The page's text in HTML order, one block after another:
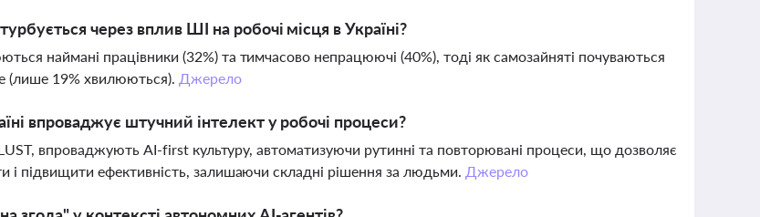
через вплив ШІ на робочі місця в Україні?
наймані працівники (32%) та тимчасово непрацюючі (40%), тоді як самозайняті почуваються
(лише 19% хвилюються). Джерело
впроваджує штучний інтелект у робочі процеси?
впроваджують AI-first культуру, автоматизуючи рутинні та повторювані процеси, що дозволяє
і підвищити ефективність, залишаючи складні рішення за людьми. Джерело